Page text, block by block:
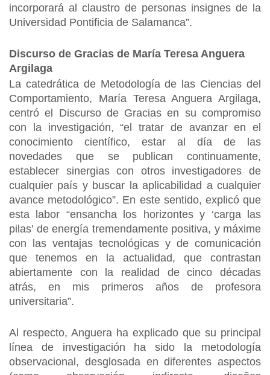
incorporará al claustro de personas insignes de la
Universidad Pontificia de Salamanca”.
Discurso de Gracias de María Teresa Anguera
Argilaga
La catedrática de Metodología de las Ciencias del
Comportamiento, María Teresa Anguera Argilaga,
centró el Discurso de Gracias en su compromiso
con la investigación, “el tratar de avanzar en el
conocimiento científico, estar al día de las
novedades que se publican continuamente,
establecer sinergias con otros investigadores de
cualquier país y buscar la aplicabilidad a cualquier
avance metodológico”. En este sentido, explicó que
esta labor “ensancha los horizontes y ‘carga las
pilas’ de energía tremendamente positiva, y máxime
con las ventajas tecnológicas y de comunicación
que tenemos en la actualidad, que contrastan
abiertamente con la realidad de cinco décadas
atrás, en mis primeros años de profesora
universitaria”.
Al respecto, Anguera ha explicado que su principal
línea de investigación ha sido la metodología
observacional, desglosada en diferentes aspectos